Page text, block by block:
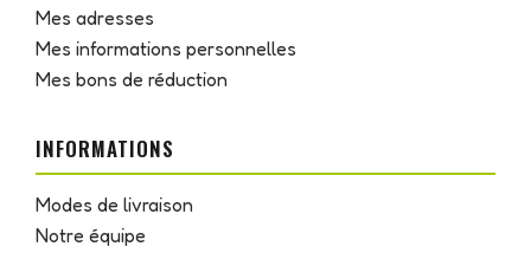
Mes adresses
Mes informations personnelles
Mes bons de réduction
INFORMATIONS
Modes de livraison
Notre équipe